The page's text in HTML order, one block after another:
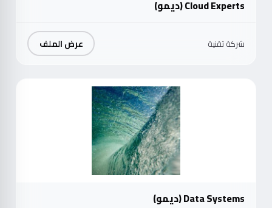
Cloud Experts (ديمو)
شركة تقنية عرض الملف
Data Systems (ديمو)